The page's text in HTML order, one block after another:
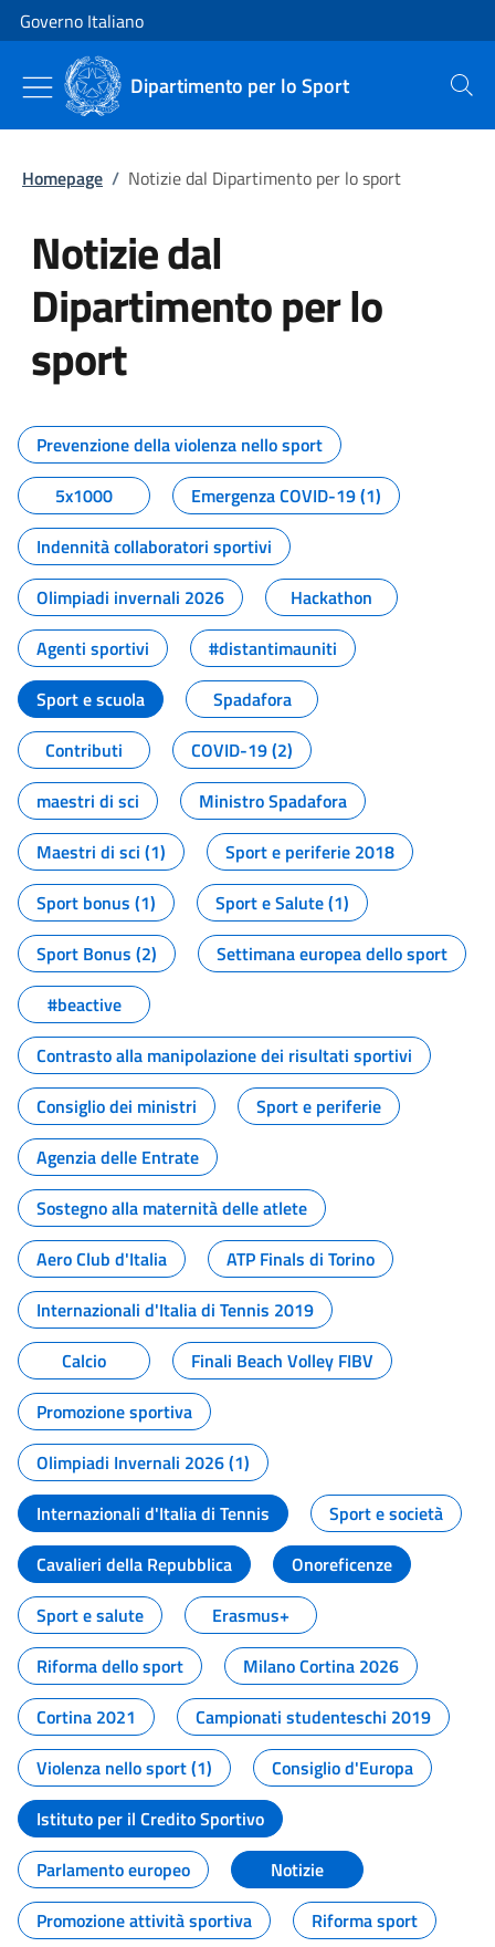
Vai al contenuto
Vai alla navigazione del sito
Governo Italiano
Dipartimento per lo Sport Cerca
Homepage / Notizie dal Dipartimento per lo sport
Notizie dal
Dipartimento per lo
sport
Tutti i contenuti della pagina
Prevenzione della violenza nello sport
5x1000
Emergenza COVID-19 (1)
Indennità collaboratori sportivi
Olimpiadi invernali 2026
Hackathon
Agenti sportivi
#distantimauniti
Sport e scuola
Spadafora
Contributi
COVID-19 (2)
maestri di sci
Ministro Spadafora
Maestri di sci (1)
Sport e periferie 2018
Sport bonus (1)
Sport e Salute (1)
Sport Bonus (2)
Settimana europea dello sport
#beactive
Contrasto alla manipolazione dei risultati sportivi
Consiglio dei ministri
Sport e periferie
Agenzia delle Entrate
Sostegno alla maternità delle atlete
Aero Club d'Italia
ATP Finals di Torino
Internazionali d'Italia di Tennis 2019
Calcio
Finali Beach Volley FIBV
Promozione sportiva
Olimpiadi Invernali 2026 (1)
Internazionali d'Italia di Tennis
Sport e società
Cavalieri della Repubblica
Onoreficenze
Sport e salute
Erasmus+
Riforma dello sport
Milano Cortina 2026
Cortina 2021
Campionati studenteschi 2019
Violenza nello sport (1)
Consiglio d'Europa
Istituto per il Credito Sportivo
Parlamento europeo
Notizie
Promozione attività sportiva
Riforma sport